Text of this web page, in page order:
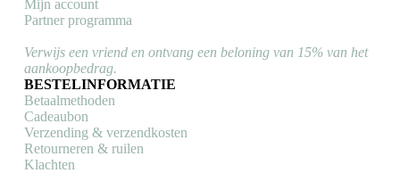
Mijn account
Partner programma
Verwijs een vriend en ontvang een beloning van 15% van het
aankoopbedrag.
BESTELINFORMATIE
Betaalmethoden
Cadeaubon
Verzending & verzendkosten
Retourneren & ruilen
Klachten